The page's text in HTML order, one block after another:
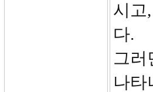
시고
다.
그러
나타